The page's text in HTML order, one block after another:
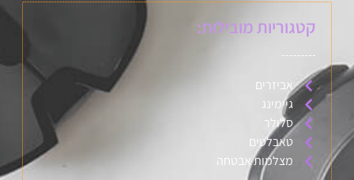
קטגוריות מובילות:
אביזרים
גיימינג
סלולר
טאבלטים
מצלמות אבטחה